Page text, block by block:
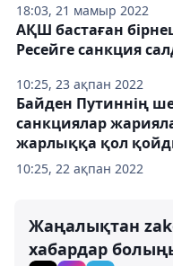
18:03, 21 мамыр 2022
10:25, 23 ақпан 2022
АҚШ бастаған
Ресейге санкция
10:25, 22 ақпан 2022
Байден Путиннің
санкциялар
жарлыққа қол
Жаңалықтан
хабардар